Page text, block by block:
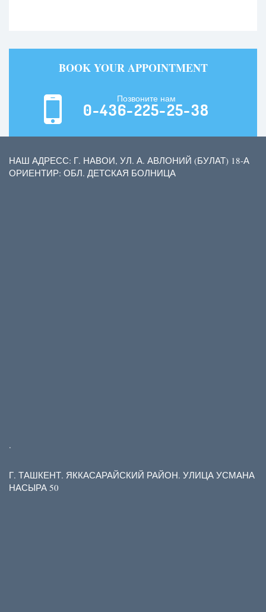
BOOK YOUR APPOINTMENT
Позвоните нам
0-436-225-25-38
НАШ АДРЕСС: Г. НАВОИ, УЛ. А. АВЛОНИЙ (БУЛАТ) 18-А
ОРИЕНТИР: ОБЛ. ДЕТСКАЯ БОЛНИЦА
.
Г. ТАШКЕНТ. ЯККАСАРАЙСКИЙ РАЙОН. УЛИЦА УСМАНА
НАСЫРА 50